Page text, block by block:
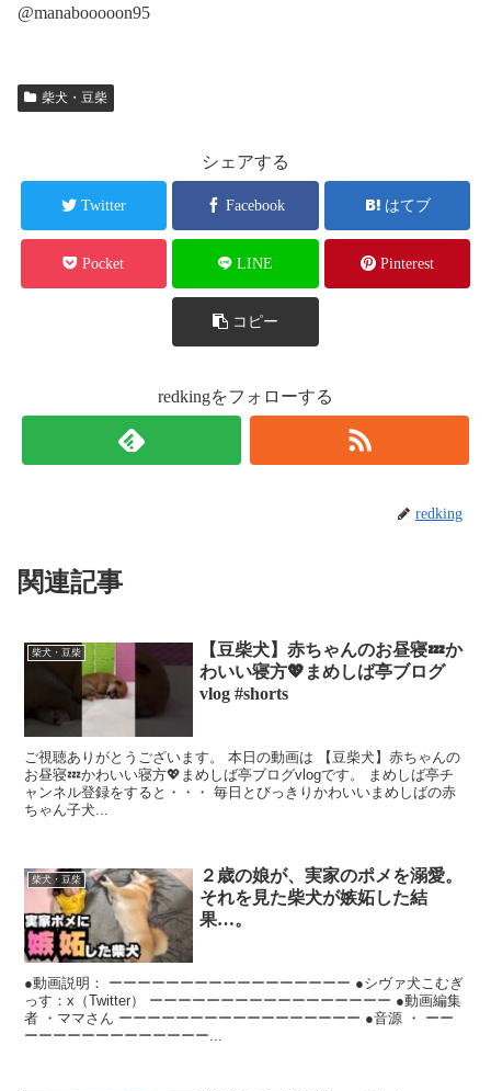
@manabooooon95
柴犬・豆柴
シェアする
Twitter Facebook はてブ
Pocket LINE Pinterest
コピー
redkingをフォローする
redking
関連記事
柴犬・豆柴
【豆柴犬】赤ちゃんのお昼寝💤か
わいい寝方💖まめしば亭ブログ
vlog #shorts
ご視聴ありがとうございます。 本日の動画は 【豆柴犬】赤ちゃんの
お昼寝💤かわいい寝方💖まめしば亭ブログvlogです。 まめしば亭チ
ャンネル登録をすると・・・ 毎日とびっきりかわいいまめしばの赤
ちゃん子犬...
柴犬・豆柴
２歳の娘が、実家のポメを溺愛。
それを見た柴犬が嫉妬した結
果…。
●動画説明： ーーーーーーーーーーーーーーーーー ●シヴァ犬こむぎ
っす：x（Twitter） ーーーーーーーーーーーーーーーーー ●動画編集
者 ・ママさん ーーーーーーーーーーーーーーーーー ●音源 ・ ーー
ーーーーーーーーーーーーー...